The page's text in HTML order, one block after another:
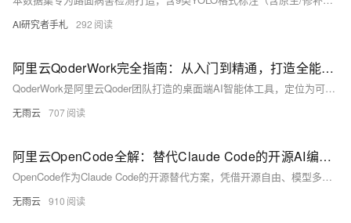
AI研究者手札 292
阿里云QoderWork完全指南：从入门到精通，打造全能AI工作搭档
QoderWork是阿里云Qoder团队打造的桌面端AI智能体工具，定位为可自主执行多步骤任务的“AI实习生”，能在本地环境完成文件管理、数据处理、文档生成、办公自动化等全场景工作，无需复杂命令，用自然语言即可驱动。它以本地沙盒运行、细粒度权限控制、可扩展Skill系统、多模型自由切换为核心优势，完美适配个人办公、团队协作与企业级任务需求，是替代传统AI助手、提升工作效率的全能搭档。本文从核心定位、安装配置、核心功能、模型接入、Skill开发、实战技巧、常见问题等维度，提供从入门到精通的完整指南，帮助用户快速掌握并最大化发挥QoderWork的价值。
无雨云 707
阿里云OpenCode全解：替代Claude Code的开源AI编程工具使用教程
OpenCode作为Claude Code的开源替代方案，凭借开源自由、模型多样、多形态适配、隐私安全与成本可控的核心优势，成为2026年开发者必备的AI编程工具。它完整复刻Claude Code的核心能力，同时解决其闭源、模型绑定、国内使用受限等痛点，支持从个人轻量开发到企业级项目协作的全场景需求。
无雨云 910